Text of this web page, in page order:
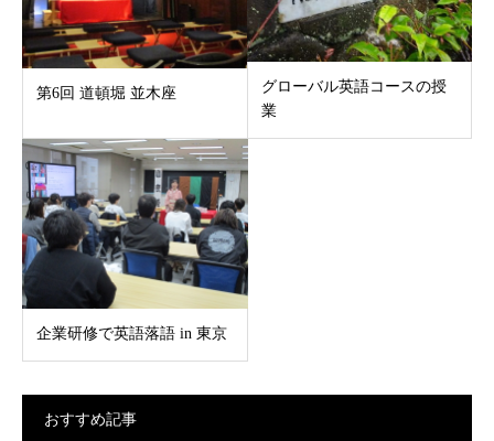
第6回 道頓堀 並木座
グローバル英語コースの授
業
企業研修で英語落語 in 東京
おすすめ記事